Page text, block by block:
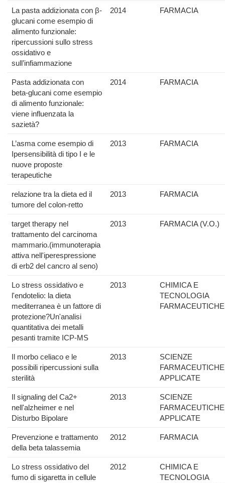
La pasta addizionata con β-
glucani come esempio di
alimento funzionale:
ripercussioni sullo stress
ossidativo e
sull’infiammazione
2014 FARMACIA
Pasta addizionata con
beta-glucani come esempio
di alimento funzionale:
viene influenzata la
sazietà?
2014 FARMACIA
L’asma come esempio di
Ipersensibilità di tipo I e le
nuove proposte
terapeutiche
2013 FARMACIA
relazione tra la dieta ed il
tumore del colon-retto
2013 FARMACIA
target therapy nel
trattamento del carcinoma
mammario.(immunoterapia
attiva nell'iperespressione
di erb2 del cancro al seno)
2013 FARMACIA (V.O.)
Lo stress ossidativo e
l'endotelio: la dieta
mediterranea è un fattore di
protezione?Un'analisi
quantitativa dei metalli
pesanti tramite ICP-MS
2013
CHIMICA E
TECNOLOGIA
FARMACEUTICHE
Il morbo celiaco e le
possibili ripercussioni sulla
sterilità
2013
SCIENZE
FARMACEUTICHE
APPLICATE
Il signaling del Ca2+
nell'alzheimer e nel
Disturbo Bipolare
2013
SCIENZE
FARMACEUTICHE
APPLICATE
Prevenzione e trattamento
della beta talassemia
2012 FARMACIA
Lo stress ossidativo del
fumo di sigaretta in cellule
2012
CHIMICA E
TECNOLOGIA